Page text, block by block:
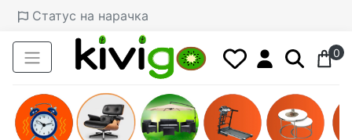
Статус на нарачка
0